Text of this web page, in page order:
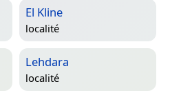
El Kline
localité
Lehdara
localité